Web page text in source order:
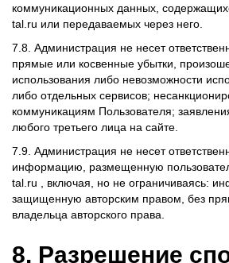
коммуникационных данных,
tal.ru или передаваемых через него.
7.8. Администрация не несет
прямые или косвенные убытки,
использования либо невозможности
либо отдельных сервисов;
коммуникациям Пользователя;
любого третьего лица на сайте.
7.9. Администрация не несет
информацию, размещенную
tal.ru , включая, но не ограничиваясь:
защищенную авторским правом, без
владельца авторского права.
8. Разрешение